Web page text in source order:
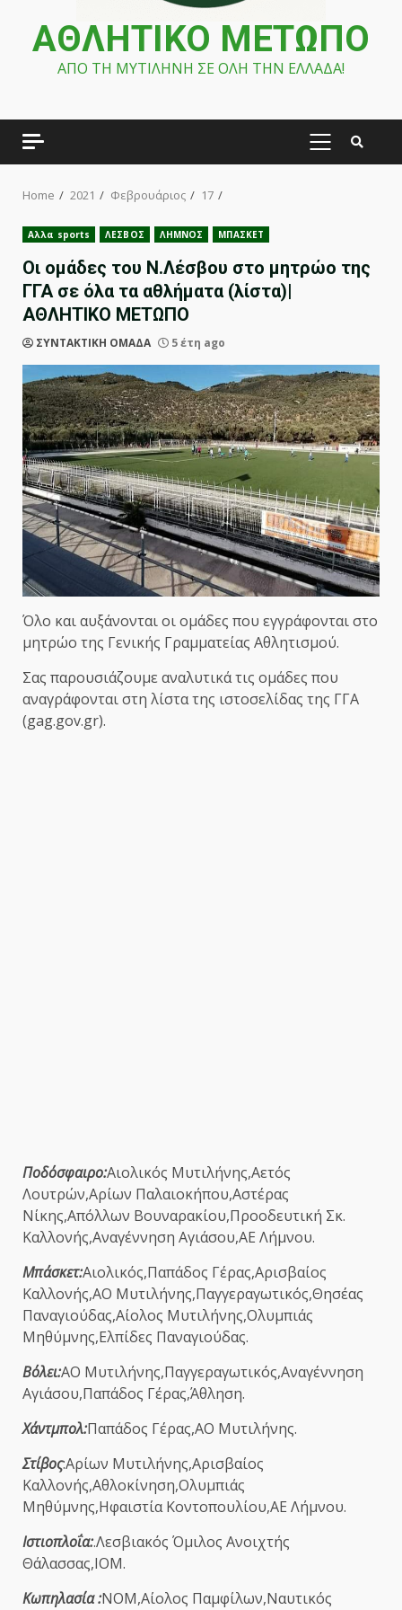
ΑΘΛΗΤΙΚΟ ΜΕΤΩΠΟ
ΑΠΟ ΤΗ ΜΥΤΙΛΗΝΗ ΣΕ ΟΛΗ ΤΗΝ ΕΛΛΑΔΑ!
PRIMARY
Home 2021 Φεβρουάριος 17
Αλλα sports ΛΕΣΒΟΣ ΛΗΜΝΟΣ ΜΠΑΣΚΕΤ
Οι ομάδες του N.Λέσβου στο μητρώο της
ΓΓΑ σε όλα τα αθλήματα (λίστα)|
ΑΘΛΗΤΙΚΟ ΜΕΤΩΠΟ
ΣΥΝΤΑΚΤΙΚΗ ΟΜΑΔΑ 5 έτη ago
Όλο και αυξάνονται οι ομάδες που εγγράφονται στο
μητρώο της Γενικής Γραμματείας Αθλητισμού.
Σας παρουσιάζουμε αναλυτικά τις ομάδες που
αναγράφονται στη λίστα της ιστοσελίδας της ΓΓΑ
(gag.gov.gr).
Ποδόσφαιρο:Αιολικός Μυτιλήνης,Αετός
Λουτρών,Αρίων Παλαιοκήπου,Αστέρας
Νίκης,Απόλλων Βουναρακίου,Προοδευτική Σκ.
Καλλονής,Αναγέννηση Αγιάσου,ΑΕ Λήμνου.
Μπάσκετ:Αιολικός,Παπάδος Γέρας,Αρισβαίος
Καλλονής,ΑΟ Μυτιλήνης,Παγγεραγωτικός,Θησέας
Παναγιούδας,Αίολος Μυτιλήνης,Ολυμπιάς
Μηθύμνης,Ελπίδες Παναγιούδας.
Βόλει:ΑΟ Μυτιλήνης,Παγγεραγωτικός,Αναγέννηση
Αγιάσου,Παπάδος Γέρας,Άθληση.
Χάντμπολ:Παπάδος Γέρας,ΑΟ Μυτιλήνης.
Στίβος:Αρίων Μυτιλήνης,Αρισβαίος
Καλλονής,Αθλοκίνηση,Ολυμπιάς
Μηθύμνης,Ηφαιστία Κοντοπουλίου,ΑΕ Λήμνου.
Ιστιοπλοΐα:.Λεσβιακός Όμιλος Ανοιχτής
Θάλασσας,ΙΟΜ.
Κωπηλασία :ΝΟΜ,Αίολος Παμφίλων,Ναυτικός